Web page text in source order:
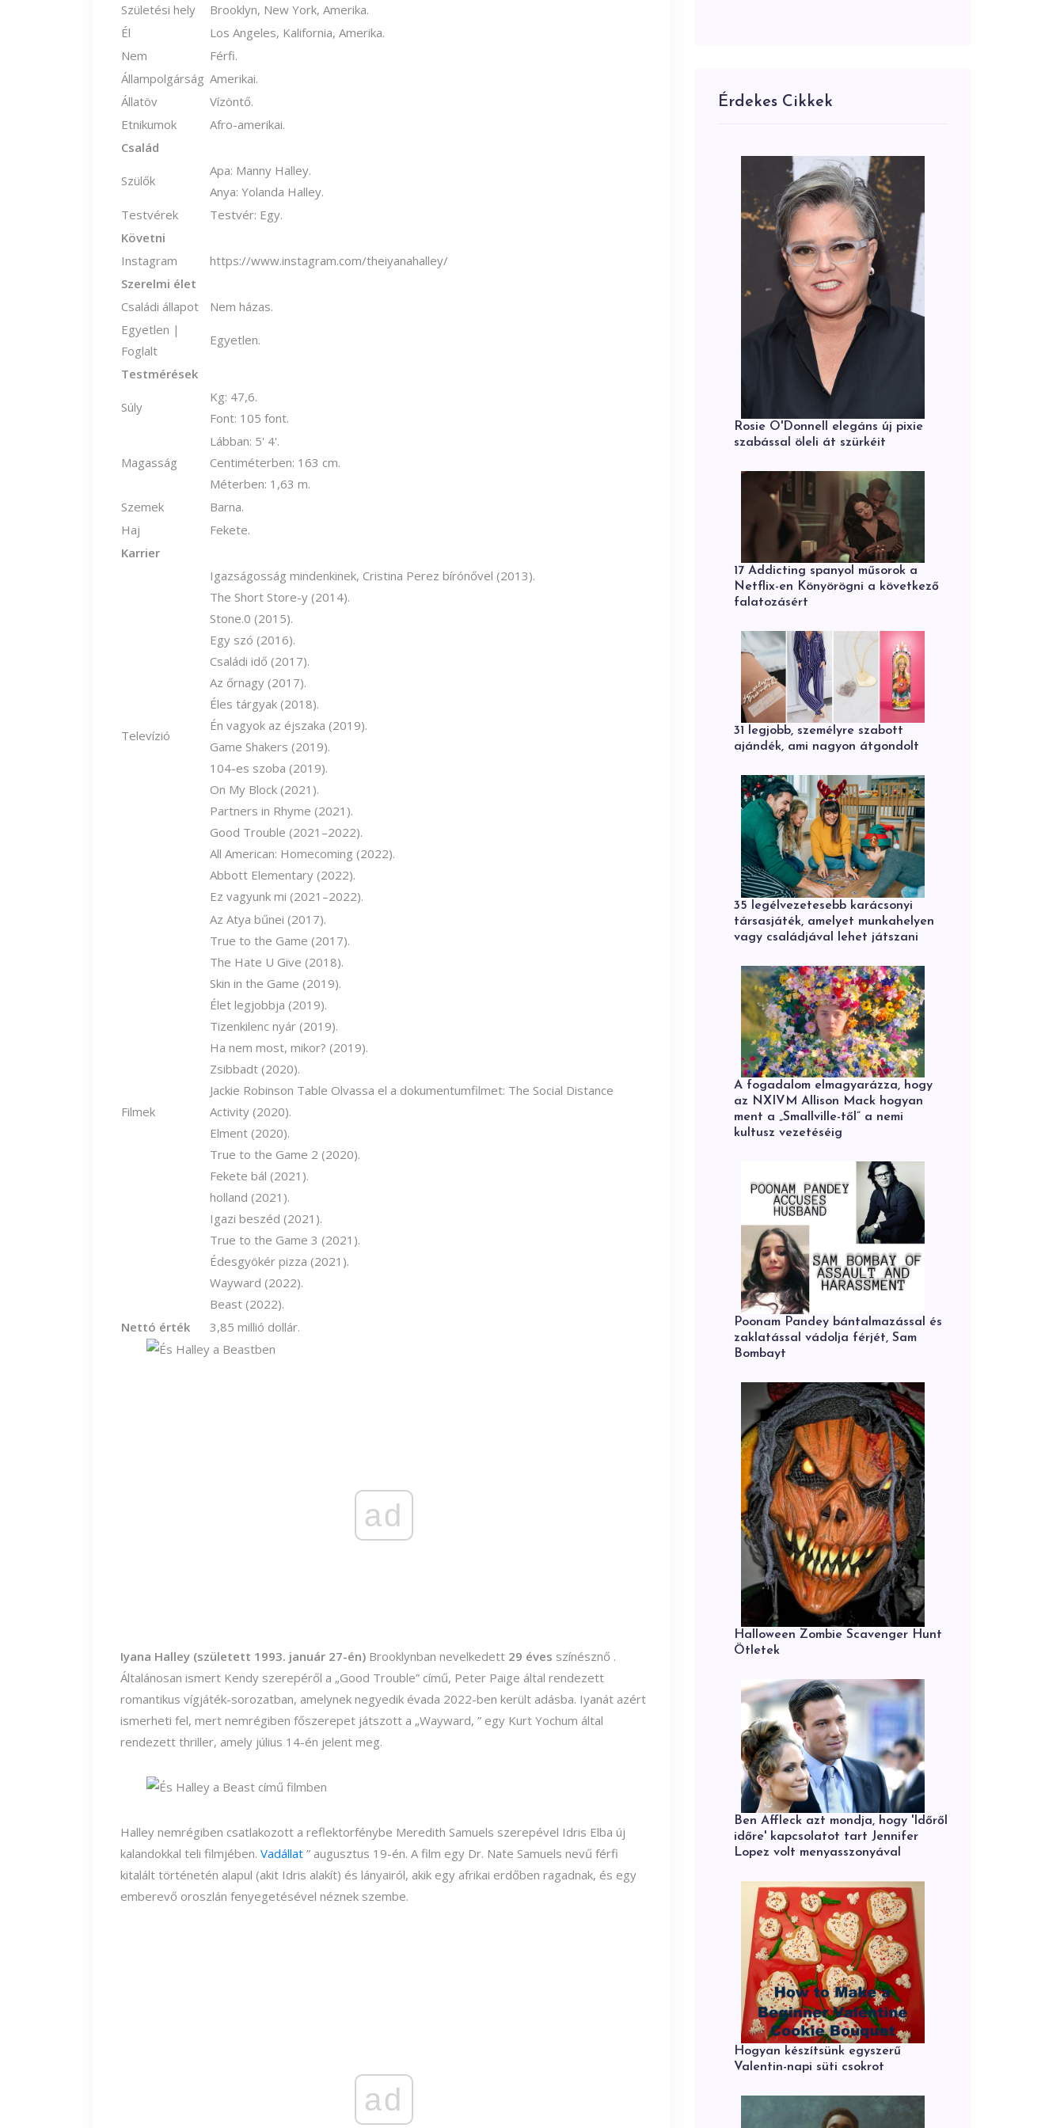
Születési hely
Brooklyn, New York, Amerika.
Él
Los Angeles, Kalifornia, Amerika.
Nem
Férfi.
Állampolgárság Amerikai.
Állatöv
Vízöntő.
Etnikumok
Afro-amerikai.
Család
Szülők
Apa: Manny Halley.
Anya: Yolanda Halley.
Testvérek
Testvér: Egy.
Követni
Instagram
https://www.instagram.com/theiyanahalley/
Szerelmi élet
Családi állapot
Nem házas.
Egyetlen |
Foglalt
Egyetlen.
Testmérések
Súly
Kg: 47,6.
Font: 105 font.
Magasság
Lábban: 5' 4'.
Centiméterben: 163 cm.
Méterben: 1,63 m.
Szemek
Barna.
Haj
Fekete.
Karrier
Televízió
Igazságosság mindenkinek, Cristina Perez bírónővel (2013).
The Short Store-y (2014).
Stone.0 (2015).
Egy szó (2016).
Családi idő (2017).
Az őrnagy (2017).
Éles tárgyak (2018).
Én vagyok az éjszaka (2019).
Game Shakers (2019).
104-es szoba (2019).
On My Block (2021).
Partners in Rhyme (2021).
Good Trouble (2021–2022).
All American: Homecoming (2022).
Abbott Elementary (2022).
Ez vagyunk mi (2021–2022).
Filmek
Az Atya bűnei (2017).
True to the Game (2017).
The Hate U Give (2018).
Skin in the Game (2019).
Élet legjobbja (2019).
Tizenkilenc nyár (2019).
Ha nem most, mikor? (2019).
Zsibbadt (2020).
Jackie Robinson Table Olvassa el a dokumentumfilmet: The Social Distance
Activity (2020).
Elment (2020).
True to the Game 2 (2020).
Fekete bál (2021).
holland (2021).
Igazi beszéd (2021).
True to the Game 3 (2021).
Édesgyökér pizza (2021).
Wayward (2022).
Beast (2022).
Nettó érték
3,85 millió dollár.
ad
Iyana Halley (született 1993. január 27-én) Brooklynban nevelkedett 29 éves színésznő .
Általánosan ismert Kendy szerepéről a „Good Trouble” című, Peter Paige által rendezett
romantikus vígjáték-sorozatban, amelynek negyedik évada 2022-ben került adásba. Iyanát azért
ismerheti fel, mert nemrégiben főszerepet játszott a „Wayward, ” egy Kurt Yochum által
rendezett thriller, amely július 14-én jelent meg.
Halley nemrégiben csatlakozott a reflektorfénybe Meredith Samuels szerepével Idris Elba új
kalandokkal teli filmjében. Vadállat ” augusztus 19-én. A film egy Dr. Nate Samuels nevű férfi
kitalált történetén alapul (akit Idris alakít) és lányairól, akik egy afrikai erdőben ragadnak, és egy
emberevő oroszlán fenyegetésével néznek szembe.
ad
Érdekes Cikkek
Rosie O'Donnell elegáns új pixie
szabással öleli át szürkéit
17 Addicting spanyol műsorok a
Netflix-en Könyörögni a következő
falatozásért
31 legjobb, személyre szabott
ajándék, ami nagyon átgondolt
35 legélvezetesebb karácsonyi
társasjáték, amelyet munkahelyen
vagy családjával lehet játszani
A fogadalom elmagyarázza, hogy
az NXIVM Allison Mack hogyan
ment a „Smallville-től” a nemi
kultusz vezetéséig
Poonam Pandey bántalmazással és
zaklatással vádolja férjét, Sam
Bombayt
Halloween Zombie Scavenger Hunt
Ötletek
Ben Affleck azt mondja, hogy 'Időről
időre' kapcsolatot tart Jennifer
Lopez volt menyasszonyával
Hogyan készítsünk egyszerű
Valentin-napi süti csokrot